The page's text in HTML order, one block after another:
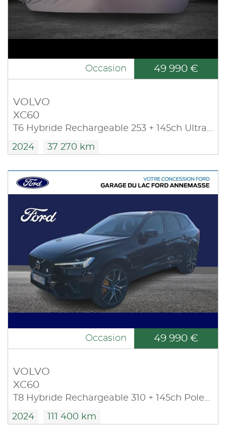
Occasion 49 990 €
VOLVO
XC60
T6 Hybride Rechargeable 253 + 145ch Ultra Style Chrome Geartronic 8 AWD
2024 37 270 km
Occasion 49 990 €
VOLVO
XC60
T8 Hybride Rechargeable 310 + 145ch Polestar Engineered Geartronic 8 AWD
2024 111 400 km